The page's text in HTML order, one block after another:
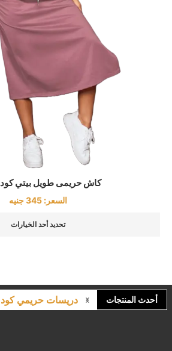
كاش حريمى طويل بيتي كود 3003
السعر:345 جنيه
تحديد أحد الخيارات
أحدث المنتجات
دريسات حريمي كود 6011